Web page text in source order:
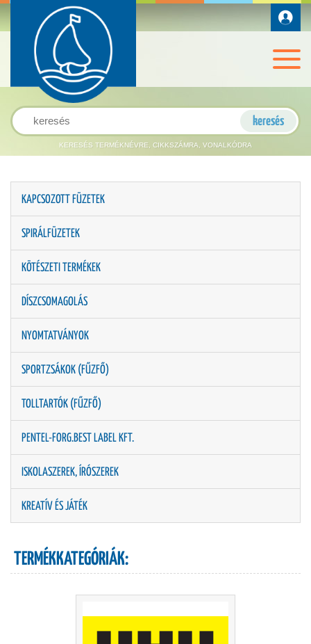
KERESÉS TERMÉKNÉVRE, CIKKSZÁMRA, VONALKÓDRA
KAPCSOZOTT FÜZETEK
SPIRÁLFÜZETEK
KÖTÉSZETI TERMÉKEK
DÍSZCSOMAGOLÁS
NYOMTATVÁNYOK
SPORTZSÁKOK (FŰZFŐ)
TOLLTARTÓK (FŰZFŐ)
PENTEL-FORG.BEST LABEL KFT.
ISKOLASZEREK, ÍRÓSZEREK
KREATÍV ÉS JÁTÉK
TERMÉKKATEGÓRIÁK: